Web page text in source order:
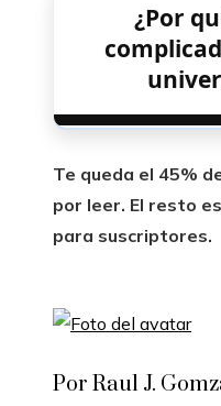
¿Por
Te queda el 45%
por leer. El resto
para suscriptores.
Por Raul J.